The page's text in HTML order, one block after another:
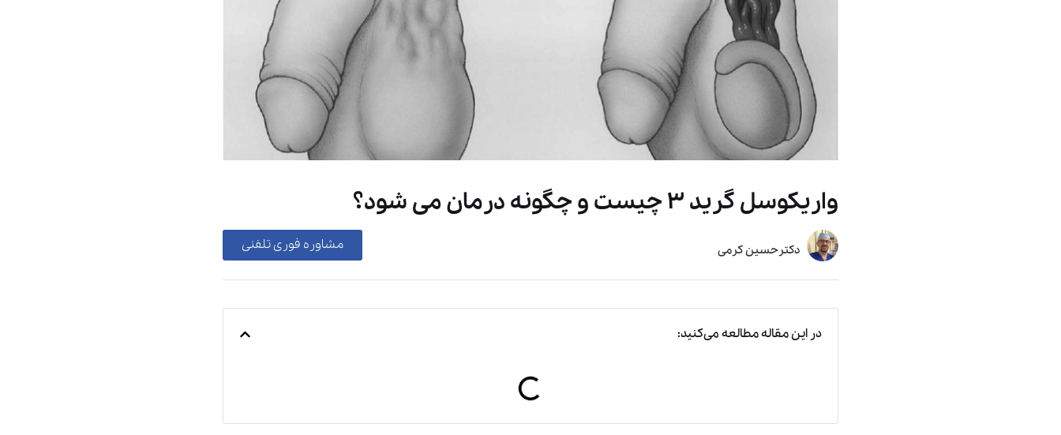
واریکوسل گرید ۳ چیست و چگونه درمان می شود؟
دکترحسین کرمی مشاوره فوری تلفنی
در این مقاله مطالعه می‌کنید: